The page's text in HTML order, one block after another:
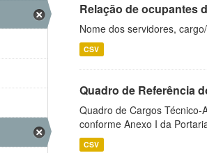
Relação de ocupantes
Nome dos servidores,
CSV
Quadro de Referência
Quadro de Cargos Técnico-
conforme Anexo I da
CSV